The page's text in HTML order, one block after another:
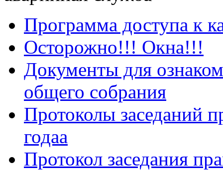
Программа доступа к
Осторожно!!! Окна!!!
Документы для
общего собрания
Протоколы заседаний
годаа
Протокол заседания